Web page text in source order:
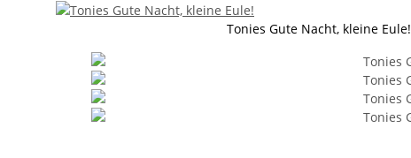
Tonies Gute Nacht, kleine Eule!